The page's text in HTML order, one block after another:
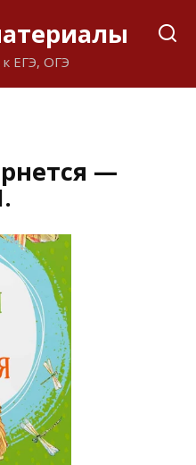
ЕГЭ, ОГЭ
—